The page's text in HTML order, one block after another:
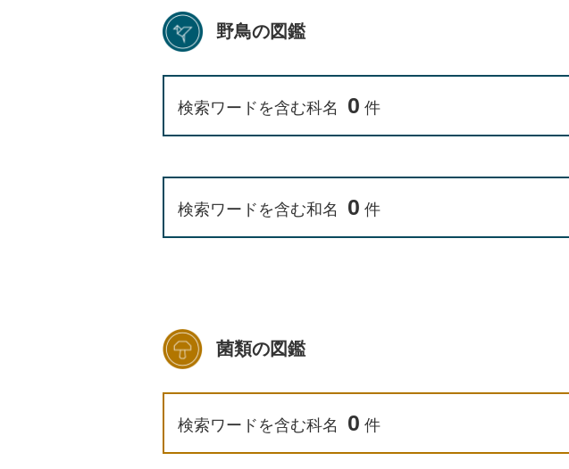
野鳥の図鑑
検索ワードを含む科名 0 件
検索ワードを含む和名 0 件
菌類の図鑑
検索ワードを含む科名 0 件